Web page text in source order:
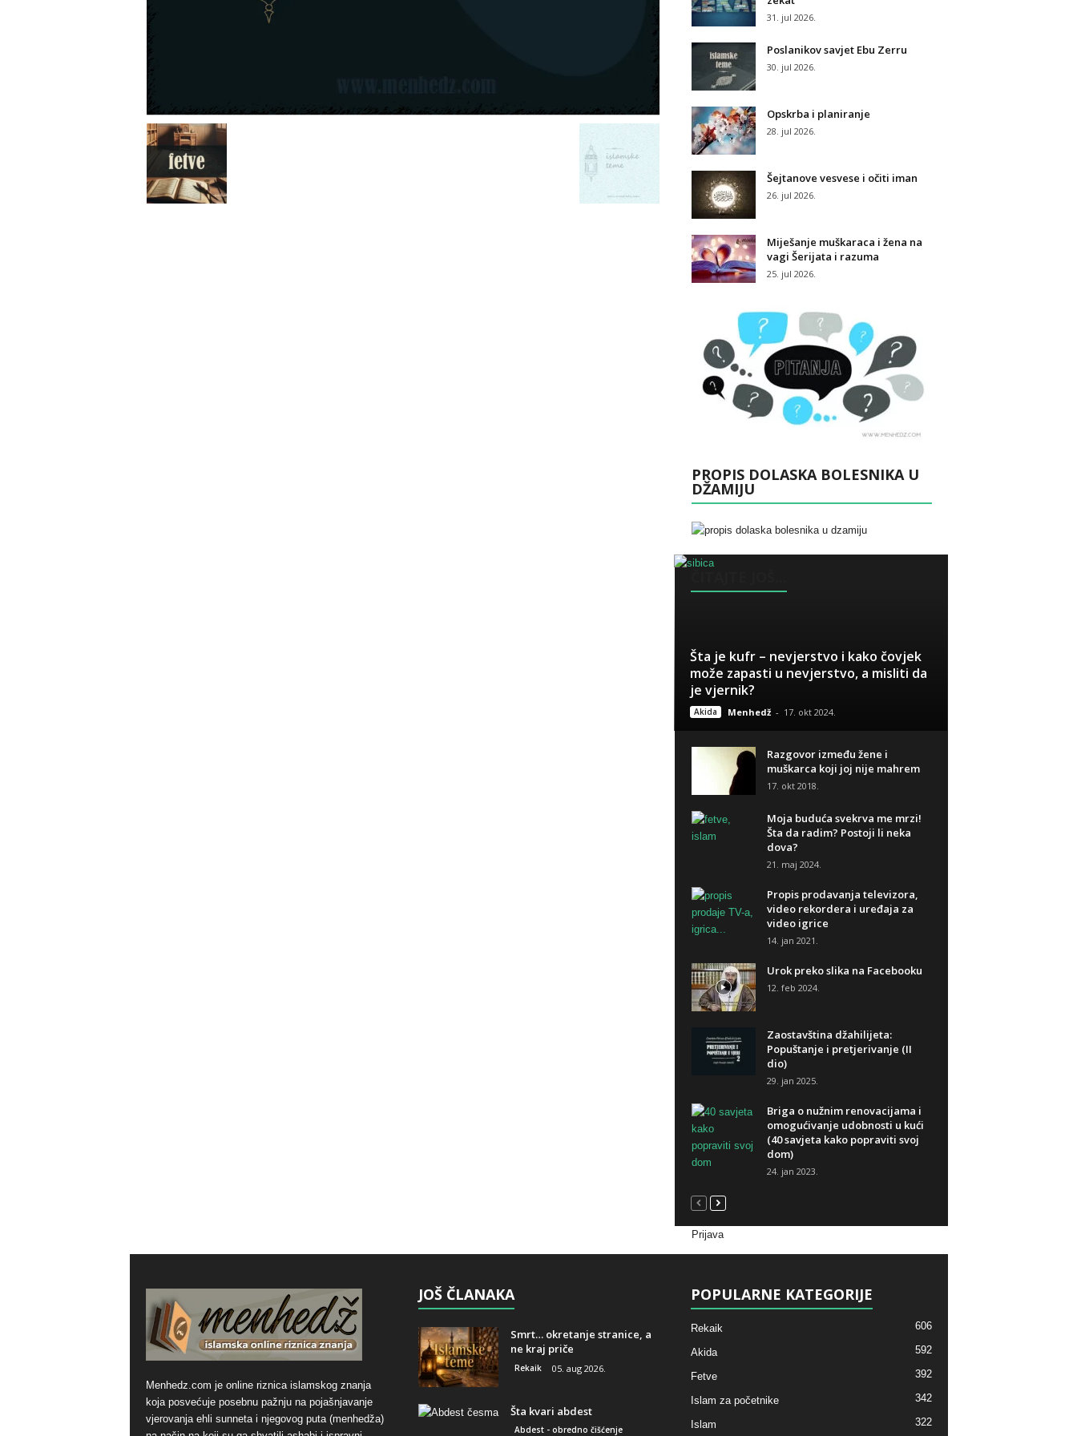
31. jul 2026.
Poslanikov savjet Ebu Zerru
30. jul 2026.
Opskrba i planiranje
28. jul 2026.
Šejtanove vesvese i očiti iman
26. jul 2026.
Miješanje muškaraca i žena na
vagi Šerijata i razuma
25. jul 2026.
PROPIS DOLASKA BOLESNIKA U
DŽAMIJU
Šta je kufr – nevjerstvo i kako čovjek
može zapasti u nevjerstvo, a misliti da
je vjernik?
Akida Menhedž - 17. okt 2024.
Razgovor između žene i
muškarca koji joj nije mahrem
17. okt 2018.
Moja buduća svekrva me mrzi!
Šta da radim? Postoji li neka
dova?
21. maj 2024.
Propis prodavanja televizora,
video rekordera i uređaja za
video igrice
14. jan 2021.
Urok preko slika na Facebooku
12. feb 2024.
Zaostavština džahilijeta:
Popuštanje i pretjerivanje (II
dio)
29. jan 2025.
Briga o nužnim renovacijama i
omogućivanje udobnosti u kući
(40 savjeta kako popraviti svoj
dom)
24. jan 2023.
Prijava
Menhedz.com je online riznica islamskog znanja
koja posvećuje posebnu pažnju na pojašnjavanje
vjerovanja ehli sunneta i njegovog puta (menhedža)
JOŠ ČLANAKA
Smrt… okretanje stranice, a
ne kraj priče
Rekaik 05. aug 2026.
Šta kvari abdest
Abdest - obredno čišćenje
POPULARNE KATEGORIJE
Rekaik 606
Akida 592
Fetve 392
Islam za početnike 342
Islam 322